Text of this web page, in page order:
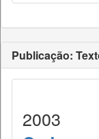
Publicação:
2003